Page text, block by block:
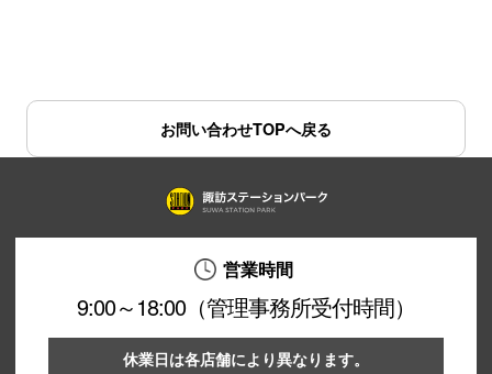
お問い合わせTOPへ戻る
営業時間
9:00～18:00（管理事務所受付時間）
休業日は各店舗により異なります。